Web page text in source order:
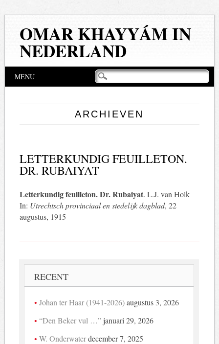
OMAR KHAYYÁM IN
NEDERLAND
Hoofdmenu
springen
MENU
ARCHIEVEN
LETTERKUNDIG FEUILLETON.
DR. RUBAIYAT
Letterkundig feuilleton. Dr. Rubaiyat. L.J. van Holk
In: Utrechtsch provinciaal en stedelijk dagblad, 22
augustus, 1915
RECENT
Johan ter Haar (1941-2026) augustus 3, 2026
“Den Beker vul …” januari 29, 2026
W. Onderwaterdecember 7, 2025